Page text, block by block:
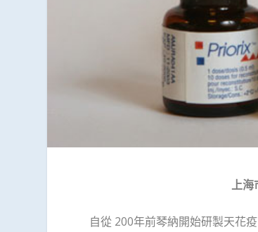
上海
自從 200年前琴納開始研製天花